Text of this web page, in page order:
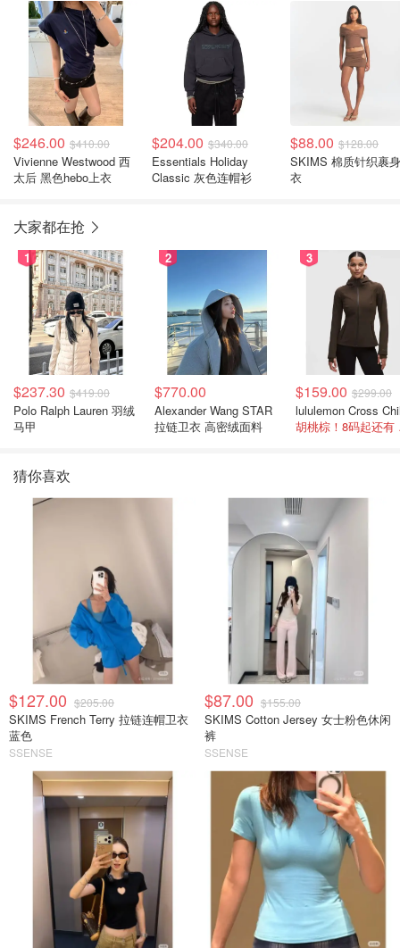
$246.00 $410.00
Vivienne Westwood 西
太后 黑色hebo上衣
$204.00 $340.00
Essentials Holiday
Classic 灰色连帽衫
$88.00 $128.00
SKIMS 棉质针织裹
衣
大家都在抢
1
$237.30 $419.00
Polo Ralph Lauren 羽绒
马甲
2
$770.00
Alexander Wang STAR
拉链卫衣 高密绒面料
3
$159.00 $299.00
猜你喜欢
$127.00 $205.00
SKIMS French Terry 拉链连帽卫衣
蓝色
SSENSE
$87.00 $155.00
SKIMS Cotton Jersey 女士粉色休闲
裤
SSENSE